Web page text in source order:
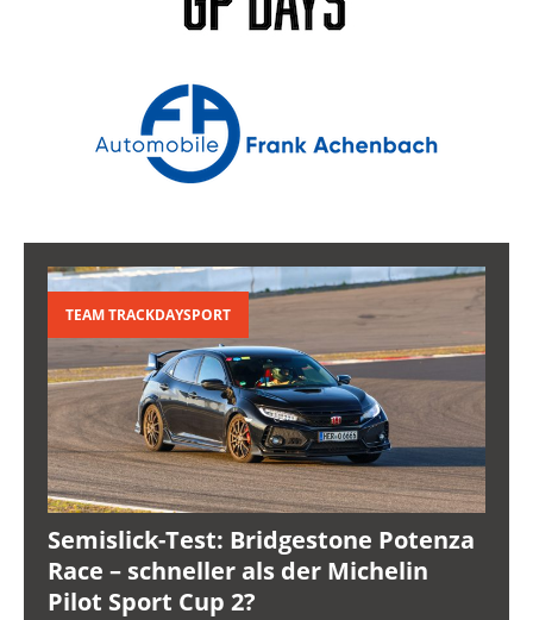
TEAM TRACKDAYSPORT
Semislick-Test: Bridgestone Potenza
Race – schneller als der Michelin
Pilot Sport Cup 2?